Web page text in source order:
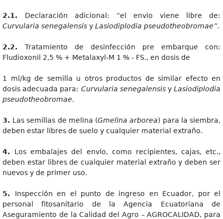
2.1. Declaración adicional: “el envio viene libre de:
Curvularia senegalensis y Lasiodiplodia pseudotheobromae”.
2.2. Tratamiento de desinfección pre embarque con:
Fludioxonil 2,5 % + Metalaxyl-M 1 % - FS., en dosis de
1 ml/kg de semilla u otros productos de similar efecto en
dosis adecuada para: Curvularia senegalensis yLasiodiplodia
pseudotheobromae.
3. Las semillas de melina (Gmelina arborea) para la siembra,
deben estar libres de suelo y cualquier material extraño.
4. Los embalajes del envío, como recipientes, cajas, etc.,
deben estar libres de cualquier material extraño y deben ser
nuevos y de primer uso.
5. Inspección en el punto de ingreso en Ecuador, por el
personal fitosanitario de la Agencia Ecuatoriana de
Aseguramiento de la Calidad del Agro – AGROCALIDAD, para